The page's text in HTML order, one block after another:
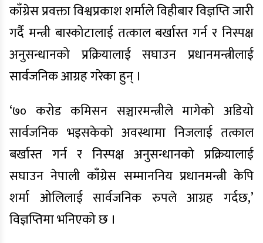
काँग्रेस प्रवक्ता विश्वप्रकाश शर्माले विहीबार विज्ञप्ति जारी
गर्दै मन्त्री बास्कोटालाई तत्काल बर्खास्त गर्न र निस्पक्ष
अनुसन्धानको प्रक्रियालाई सघाउन प्रधानमन्त्रीलाई
सार्वजनिक आग्रह गरेका हुन् ।
‘७० करोड कमिसन सञ्चारमन्त्रीले मागेको अडियो
सार्वजनिक भइसकेको अवस्थामा निजलाई तत्काल
बर्खास्त गर्न र निस्पक्ष अनुसन्धानको प्रक्रियालाई
सघाउन नेपाली काँग्रेस सम्माननिय प्रधानमन्त्री केपि
शर्मा ओलिलाई सार्वजनिक रुपले आग्रह गर्दछ,’
विज्ञप्तिमा भनिएको छ ।